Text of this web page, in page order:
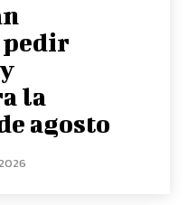
pedir
la
agosto